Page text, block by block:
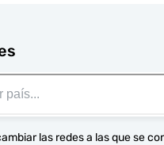
las redes a las que se